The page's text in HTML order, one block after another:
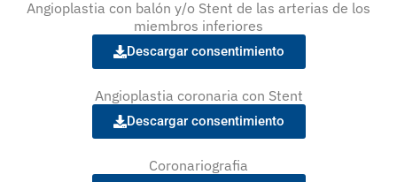
Angioplastia con balón y/o Stent de las arterias de los
miembros inferiores
Descargar consentimiento
Angioplastia coronaria con Stent
Descargar consentimiento
Coronariografia